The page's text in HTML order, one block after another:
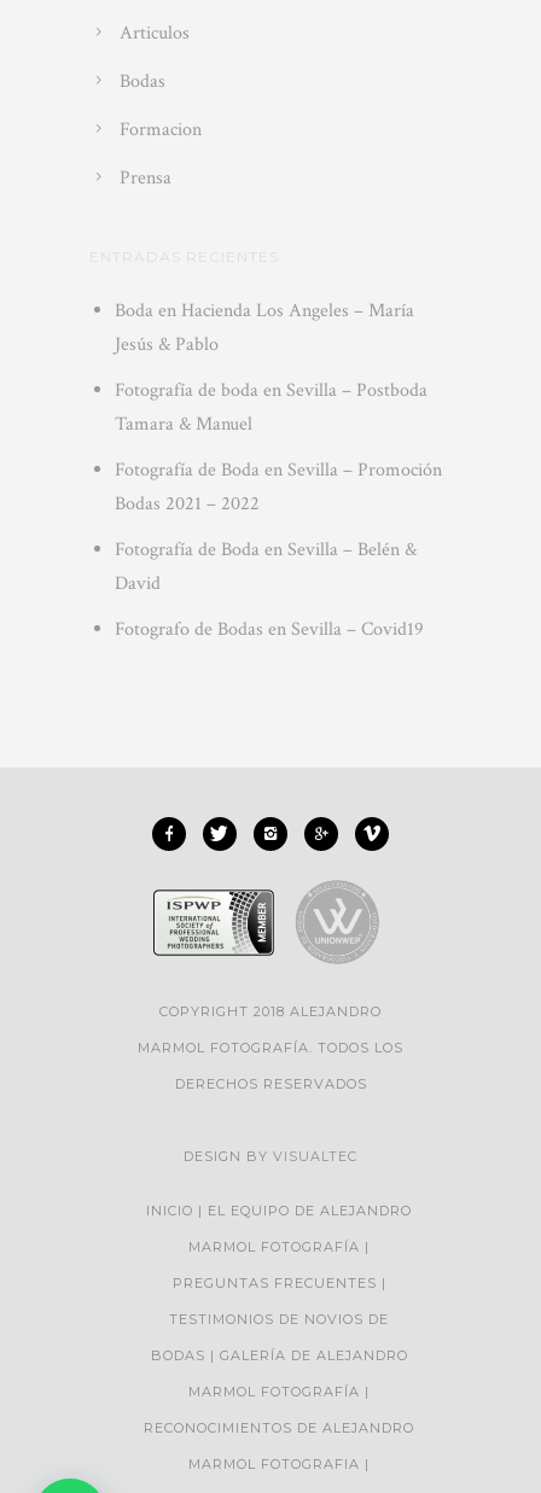
Articulos
Bodas
Formacion
Prensa
Boda en Hacienda Los Angeles – María
Jesús & Pablo
Fotografía de boda en Sevilla – Postboda
Tamara & Manuel
Fotografía de Boda en Sevilla – Promoción
Bodas 2021 – 2022
Fotografía de Boda en Sevilla – Belén &
David
Fotografo de Bodas en Sevilla – Covid19
COPYRIGHT 2018 ALEJANDRO
MARMOL FOTOGRAFÍA. TODOS LOS
DERECHOS RESERVADOS
DESIGN BY VISUALTEC
INICIO EL EQUIPO DE ALEJANDRO
MARMOL FOTOGRAFÍA
PREGUNTAS FRECUENTES
TESTIMONIOS DE NOVIOS DE
BODAS GALERÍA DE ALEJANDRO
MARMOL FOTOGRAFÍA
RECONOCIMIENTOS DE ALEJANDRO
MARMOL FOTOGRAFIA